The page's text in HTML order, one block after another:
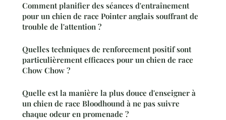
Comment planifier des séances d'entraînement
pour un chien de race Pointer anglais souffrant de
trouble de l'attention ?
Quelles techniques de renforcement positif sont
particulièrement efficaces pour un chien de race
Chow Chow ?
Quelle est la manière la plus douce d'enseigner à
un chien de race Bloodhound à ne pas suivre
chaque odeur en promenade ?